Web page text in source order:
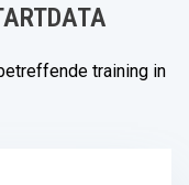
training in